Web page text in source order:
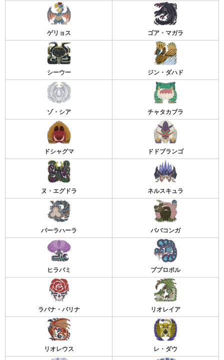
ゲリョス ゴア・マガラ
シーウー ジン・ダハド
ゾ・シア チャタカブラ
ドシャグマ ドドブランゴ
ヌ・エグドラ ネルスキュラ
バーラハーラ ババコンガ
ヒラバミ ププロポル
ラバナ・バリナ リオレイア
リオレウス レ・ダウ